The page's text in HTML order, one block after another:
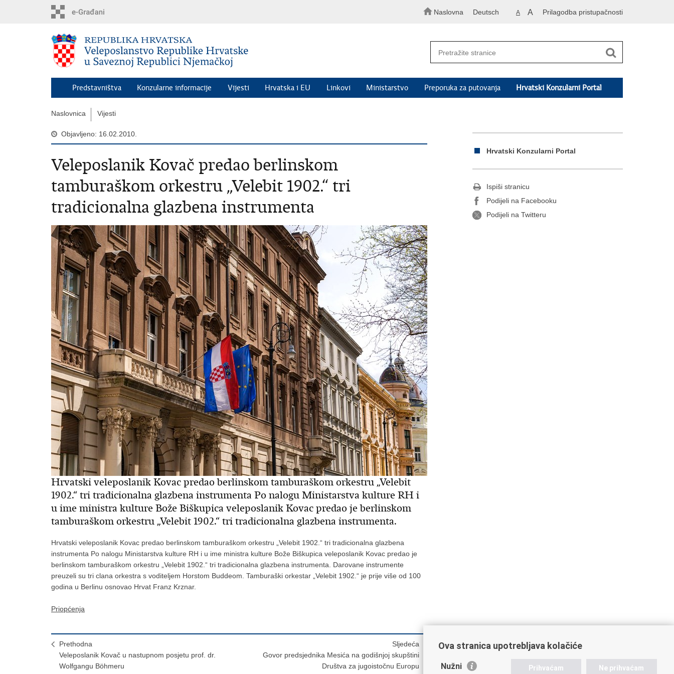
Naslovna Deutsch A A Prilagodba pristupačnosti
Predstavništva Konzularne informacije Vijesti Hrvatska i EU Linkovi Ministarstvo Preporuka za putovanja Hrvatski Konzularni Portal
Naslovnica Vijesti
Objavljeno: 16.02.2010.
Veleposlanik Kovač predao berlinskom
tamburaškom orkestru „Velebit 1902.“ tri
tradicionalna glazbena instrumenta
Hrvatski veleposlanik Kovac predao berlinskom tamburaškom orkestru „Velebit
1902.“ tri tradicionalna glazbena instrumenta Po nalogu Ministarstva kulture RH i
u ime ministra kulture Bože Biškupica veleposlanik Kovac predao je berlinskom
tamburaškom orkestru „Velebit 1902.“ tri tradicionalna glazbena instrumenta.
Hrvatski veleposlanik Kovac predao berlinskom tamburaškom orkestru „Velebit 1902.“ tri tradicionalna glazbena
instrumenta Po nalogu Ministarstva kulture RH i u ime ministra kulture Bože Biškupica veleposlanik Kovac predao je
berlinskom tamburaškom orkestru „Velebit 1902.“ tri tradicionalna glazbena instrumenta. Darovane instrumente
preuzeli su tri clana orkestra s voditeljem Horstom Buddeom. Tamburaški orkestar „Velebit 1902.“ je prije više od 100
godina u Berlinu osnovao Hrvat Franz Krznar.
Priopćenja
Prethodna
Veleposlanik Kovač u nastupnom posjetu prof. dr.
Wolfgangu Böhmeru
Sljedeća
Govor predsjednika Mesića na godišnjoj skupštini
Društva za jugoistočnu Europu
Hrvatski Konzularni Portal
Ispiši stranicu
Podijeli na Facebooku
Podijeli na Twitteru
Ova stranica upotrebljava kolačiće
Nužni Prihvaćam Ne prihvaćam